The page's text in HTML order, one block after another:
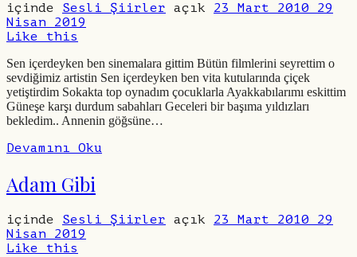
içinde Sesli Şiirler açık 23 Mart 2010 29
Nisan 2019
Like this
Sen içerdeyken ben sinemalara gittim Bütün filmlerini seyrettim o
sevdiğimiz artistin Sen içerdeyken ben vita kutularında çiçek
yetiştirdim Sokakta top oynadım çocuklarla Ayakkabılarımı eskittim
Güneşe karşı durdum sabahları Geceleri bir başıma yıldızları
bekledim.. Annenin göğsüne…
Devamını Oku
Adam Gibi
içinde Sesli Şiirler açık 23 Mart 2010 29
Nisan 2019
Like this